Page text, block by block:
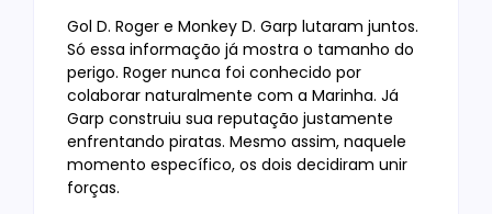
Gol D. Roger e Monkey D. Garp lutaram juntos.
Só essa informação já mostra o tamanho do
perigo. Roger nunca foi conhecido por
colaborar naturalmente com a Marinha. Já
Garp construiu sua reputação justamente
enfrentando piratas. Mesmo assim, naquele
momento específico, os dois decidiram unir
forças.